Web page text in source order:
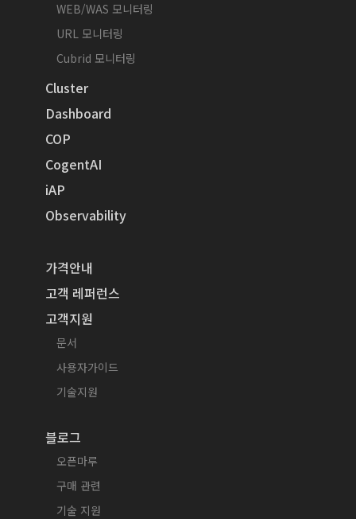
WEB/WAS 모니터링
URL 모니터링
Cubrid 모니터링
Cluster
Dashboard
COP
CogentAI
iAP
Observability
가격안내
고객 레퍼런스
고객지원
문서
사용자가이드
기술지원
블로그
오픈마루
구매 관련
기술 지원